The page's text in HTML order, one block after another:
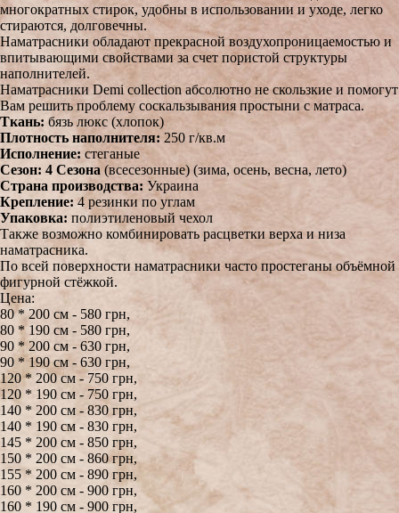
многократных стирок, удобны в использовании и уходе, легко
стираются, долговечны.
Наматрасники обладают прекрасной воздухопроницаемостью и
впитывающими свойствами за счет пористой структуры
наполнителей.
Наматрасники Demi collection абсолютно не скользкие и помогут
Вам решить проблему соскальзывания простыни с матраса.
Ткань: бязь люкс (хлопок)
Плотность наполнителя: 250 г/кв.м
Исполнение: стеганые
Сезон: 4 Сезона (всесезонные) (зима, осень, весна, лето)
Страна производства: Украина
Крепление: 4 резинки по углам
Упаковка: полиэтиленовый чехол
Также возможно комбинировать расцветки верха и низа
наматрасника.
По всей поверхности наматрасники часто простеганы объёмной
фигурной стёжкой.
Цена:
80 * 200 см - 580 грн,
80 * 190 см - 580 грн,
90 * 200 см - 630 грн,
90 * 190 см - 630 грн,
120 * 200 см - 750 грн,
120 * 190 см - 750 грн,
140 * 200 см - 830 грн,
140 * 190 см - 830 грн,
145 * 200 см - 850 грн,
150 * 200 см - 860 грн,
155 * 200 см - 890 грн,
160 * 200 см - 900 грн,
160 * 190 см - 900 грн,